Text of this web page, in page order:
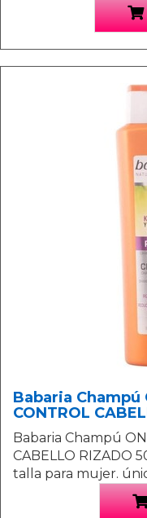
Babaria Champú
CONTROL
Babaria Champú
CABELLO RIZADO
talla para mujer.